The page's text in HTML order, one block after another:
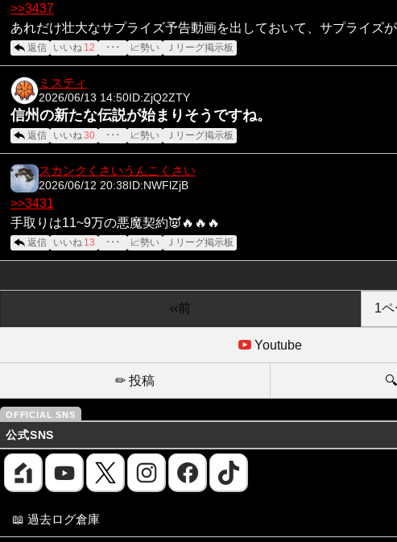
>>3437
あれだけ壮大なサプライズ予告動画を出しておいて、サプライズ
返信 いいね 12 ･･･ 📈勢い Ｊリーグ掲示板
ミスティ
2026/06/13 14:50 ID:ZjQ2ZTY
信州の新たな伝説が始まりそうですね。
返信 いいね 30 ･･･ 📈勢い Ｊリーグ掲示板
スカンクくさいうんこくさい
2026/06/12 20:38 ID:NWFlZjB
>>3431
手取りは11~9万の悪魔契約👿🔥🔥🔥
返信 いいね 13 ･･･ 📈勢い Ｊリーグ掲示板
‹‹前
Youtube
✏ 投稿
公式SNS
📖 過去ログ倉庫